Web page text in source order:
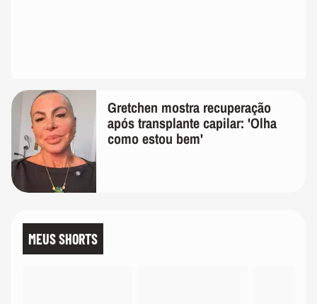
Gretchen mostra recuperação
após transplante capilar: 'Olha
como estou bem'
MEUS SHORTS